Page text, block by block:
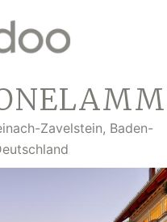
Zavelstein, Baden-